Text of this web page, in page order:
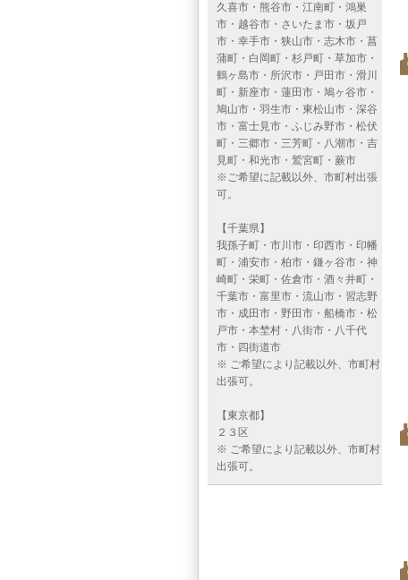
久喜市・熊谷市・江南町・鴻巣
市・越谷市・さいたま市・坂戸
市・幸手市・狭山市・志木市・菖
蒲町・白岡町・杉戸町・草加市・
鶴ヶ島市・所沢市・戸田市・滑川
町・新座市・蓮田市・鳩ヶ谷市・
鳩山市・羽生市・東松山市・深谷
市・富士見市・ふじみ野市・松伏
町・三郷市・三芳町・八潮市・吉
見町・和光市・鷲宮町・蕨市
※ご希望に記載以外、市町村出張
可。
【千葉県】
我孫子町・市川市・印西市・印幡
町・浦安市・柏市・鎌ヶ谷市・神
崎町・栄町・佐倉市・酒々井町・
千葉市・富里市・流山市・習志野
市・成田市・野田市・船橋市・松
戸市・本埜村・八街市・八千代
市・四街道市
※ ご希望により記載以外、市町村
出張可。
【東京都】
２３区
※ ご希望により記載以外、市町村
出張可。